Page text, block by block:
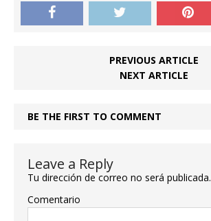
PREVIOUS ARTICLE
NEXT ARTICLE
BE THE FIRST TO COMMENT
Leave a Reply
Tu dirección de correo no será publicada.
Comentario